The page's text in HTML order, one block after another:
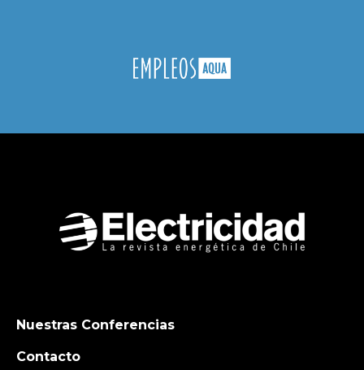
Nuestras Conferencias
Contacto